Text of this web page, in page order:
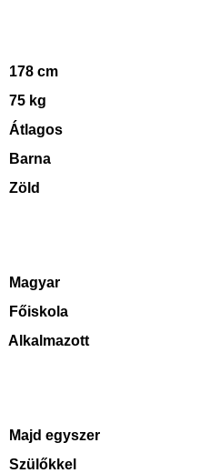
178 cm
75 kg
Átlagos
Barna
Zöld
Magyar
Főiskola
Alkalmazott
Majd egyszer
Szülőkkel